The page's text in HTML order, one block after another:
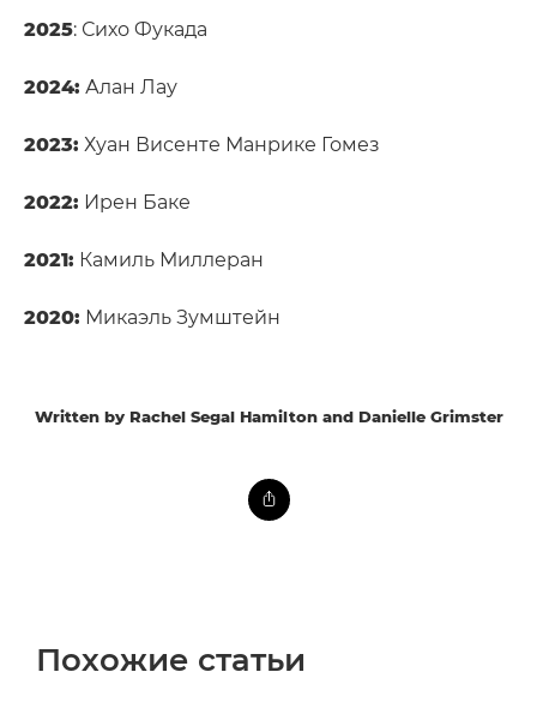
2025: Сихо Фукада
2024: Алан Лау
2023: Хуан Висенте Манрике Гомез
2022: Ирен Баке
2021: Камиль Миллеран
2020: Микаэль Зумштейн
Written by Rachel Segal Hamilton and Danielle Grimster
Похожие статьи